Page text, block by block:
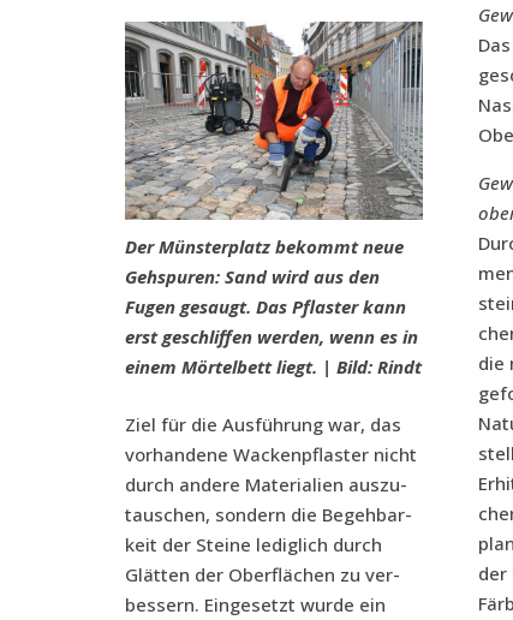
Der Müns­ter­platz bekommt neue
Geh­spu­ren: Sand wird aus den
Fugen gesaugt. Das Pflas­ter kann
erst geschlif­fen wer­den, wenn es in
einem Mör­tel­bett liegt. | Bild: Rindt
Ziel für die Aus­füh­rung war, das
vor­han­de­ne Wacken­pflas­ter nicht
durch ande­re Mate­ria­li­en aus­zu­
tau­schen, son­dern die Begeh­bar­
keit der Stei­ne ledig­lich durch
Glät­ten der Ober­flä­chen zu ver­
bes­sern. Ein­ge­setzt wur­de ein
die
der